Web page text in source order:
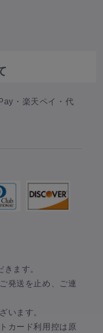
・楽天ペイ・代
ます。
発送を止め、ご連
います。
カード利用控は原